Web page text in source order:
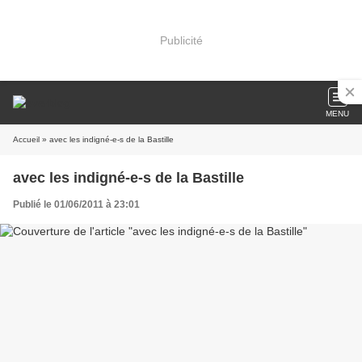
Publicité
MENU
Accueil » avec les indigné-e-s de la Bastille
avec les indigné-e-s de la Bastille
Publié le 01/06/2011 à 23:01